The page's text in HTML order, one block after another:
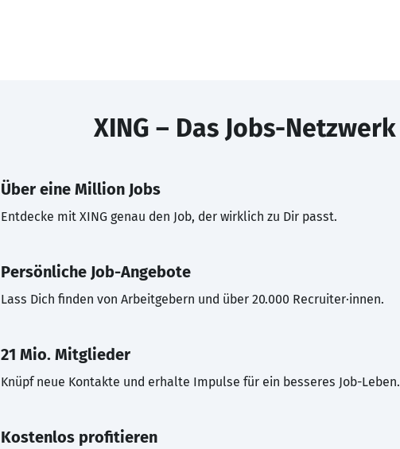
XING – Das Jobs-Netzwerk
Über eine Million Jobs
Entdecke mit XING genau den Job, der wirklich zu Dir passt.
Persönliche Job-Angebote
Lass Dich finden von Arbeitgebern und über 20.000 Recruiter·innen.
21 Mio. Mitglieder
Knüpf neue Kontakte und erhalte Impulse für ein besseres Job-Leben.
Kostenlos profitieren